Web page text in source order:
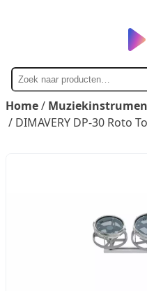
Zoek
naar
Home/
/ DIMAVERY DP-30 Roto